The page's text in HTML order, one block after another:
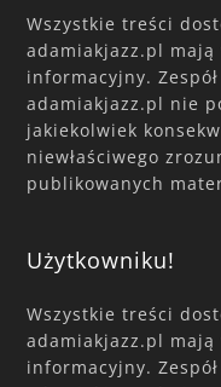
Wszystkie treści
adamiakjazz.pl mają
informacyjny.
adamiakjazz.pl nie
jakiekolwiek
niewłaściwego
publikowanych
Użytkowniku!
Wszystkie treści
adamiakjazz.pl mają
informacyjny.